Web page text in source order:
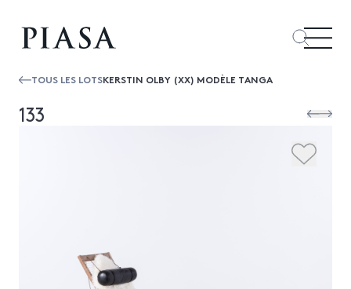
TOUS LES LOTSKERSTIN OLBY (XX) MODÈLE TANGA
133